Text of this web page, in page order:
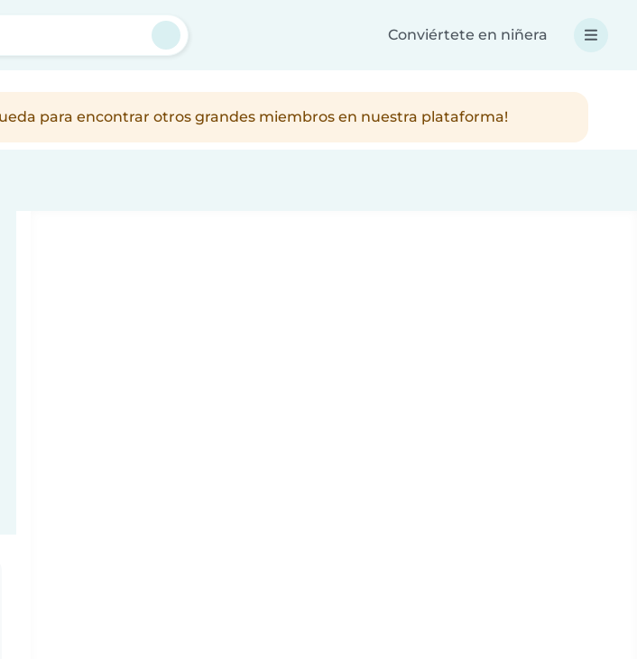
Conviértete en niñera
para encontrar otros grandes miembros en nuestra plataforma!